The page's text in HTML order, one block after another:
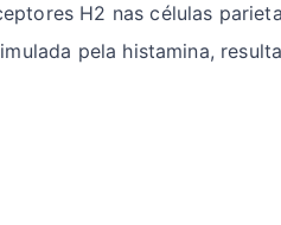
H2 nas células
pela histamina,